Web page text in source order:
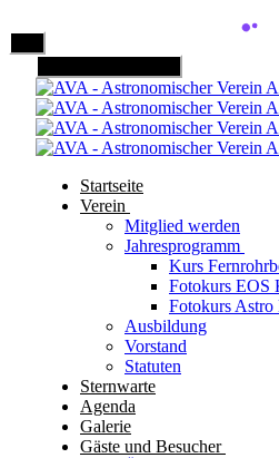
Startseite
Verein
Mitglied werden
Jahresprogramm
Kurs
Fotokurs EOS
Fotokurs Astro
Ausbildung
Vorstand
Statuten
Sternwarte
Agenda
Galerie
Gäste und Besucher